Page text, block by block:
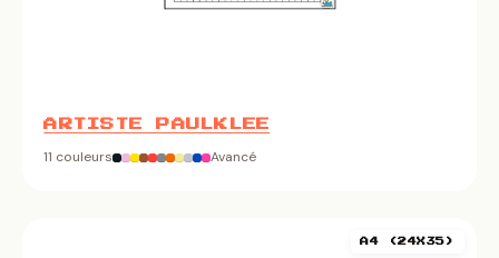
ARTISTE PAULKLEE
11 couleurs Avancé
A4 (24X35)